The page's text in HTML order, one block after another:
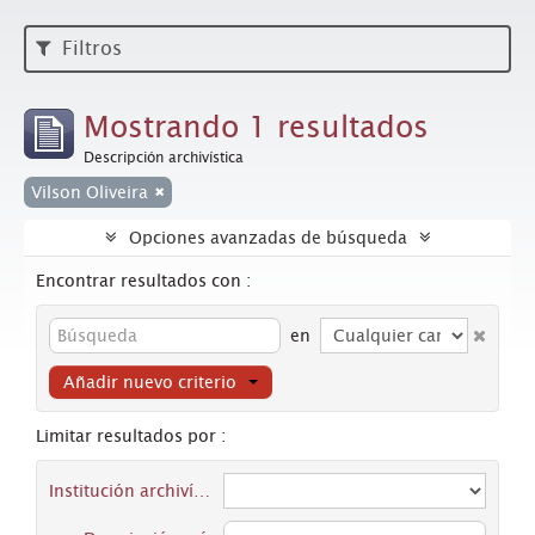
Filtros
Mostrando 1 resultados
Descripción archivística
Vilson Oliveira
Opciones avanzadas de búsqueda
Encontrar resultados con :
en
Añadir nuevo criterio
Limitar resultados por :